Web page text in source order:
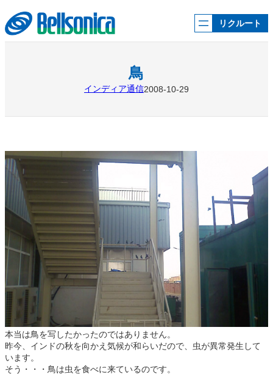
容
を
ス
リクルート
鳥
インディア通信2008-10-29
本当は鳥を写したかったのではありません。
昨今、インドの秋を向かえ気候が和らいだので、虫が異常発生して
います。
そう・・・鳥は虫を食べに来ているのです。